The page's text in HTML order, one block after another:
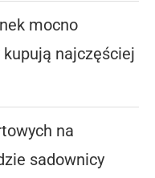
mocno
najczęściej
na
sadownicy